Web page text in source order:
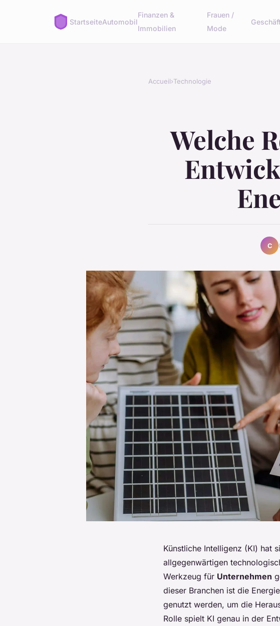
StartseiteAutomobil
Finanzen &
Immobilien
Frauen /
Mode
Geschäft
Accueil›Technologie
Welche
C
Künstliche Intelligenz (KI) hat
allgegenwärtigen
Werkzeug für Unternehmen
dieser Branchen ist die
genutzt werden, um die
Rolle spielt KI genau in der